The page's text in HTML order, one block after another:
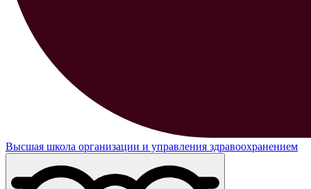
Высшая школа организации и управления здравоохранением